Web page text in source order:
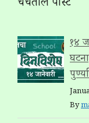
चर्चेतील पोस्ट
१४
By